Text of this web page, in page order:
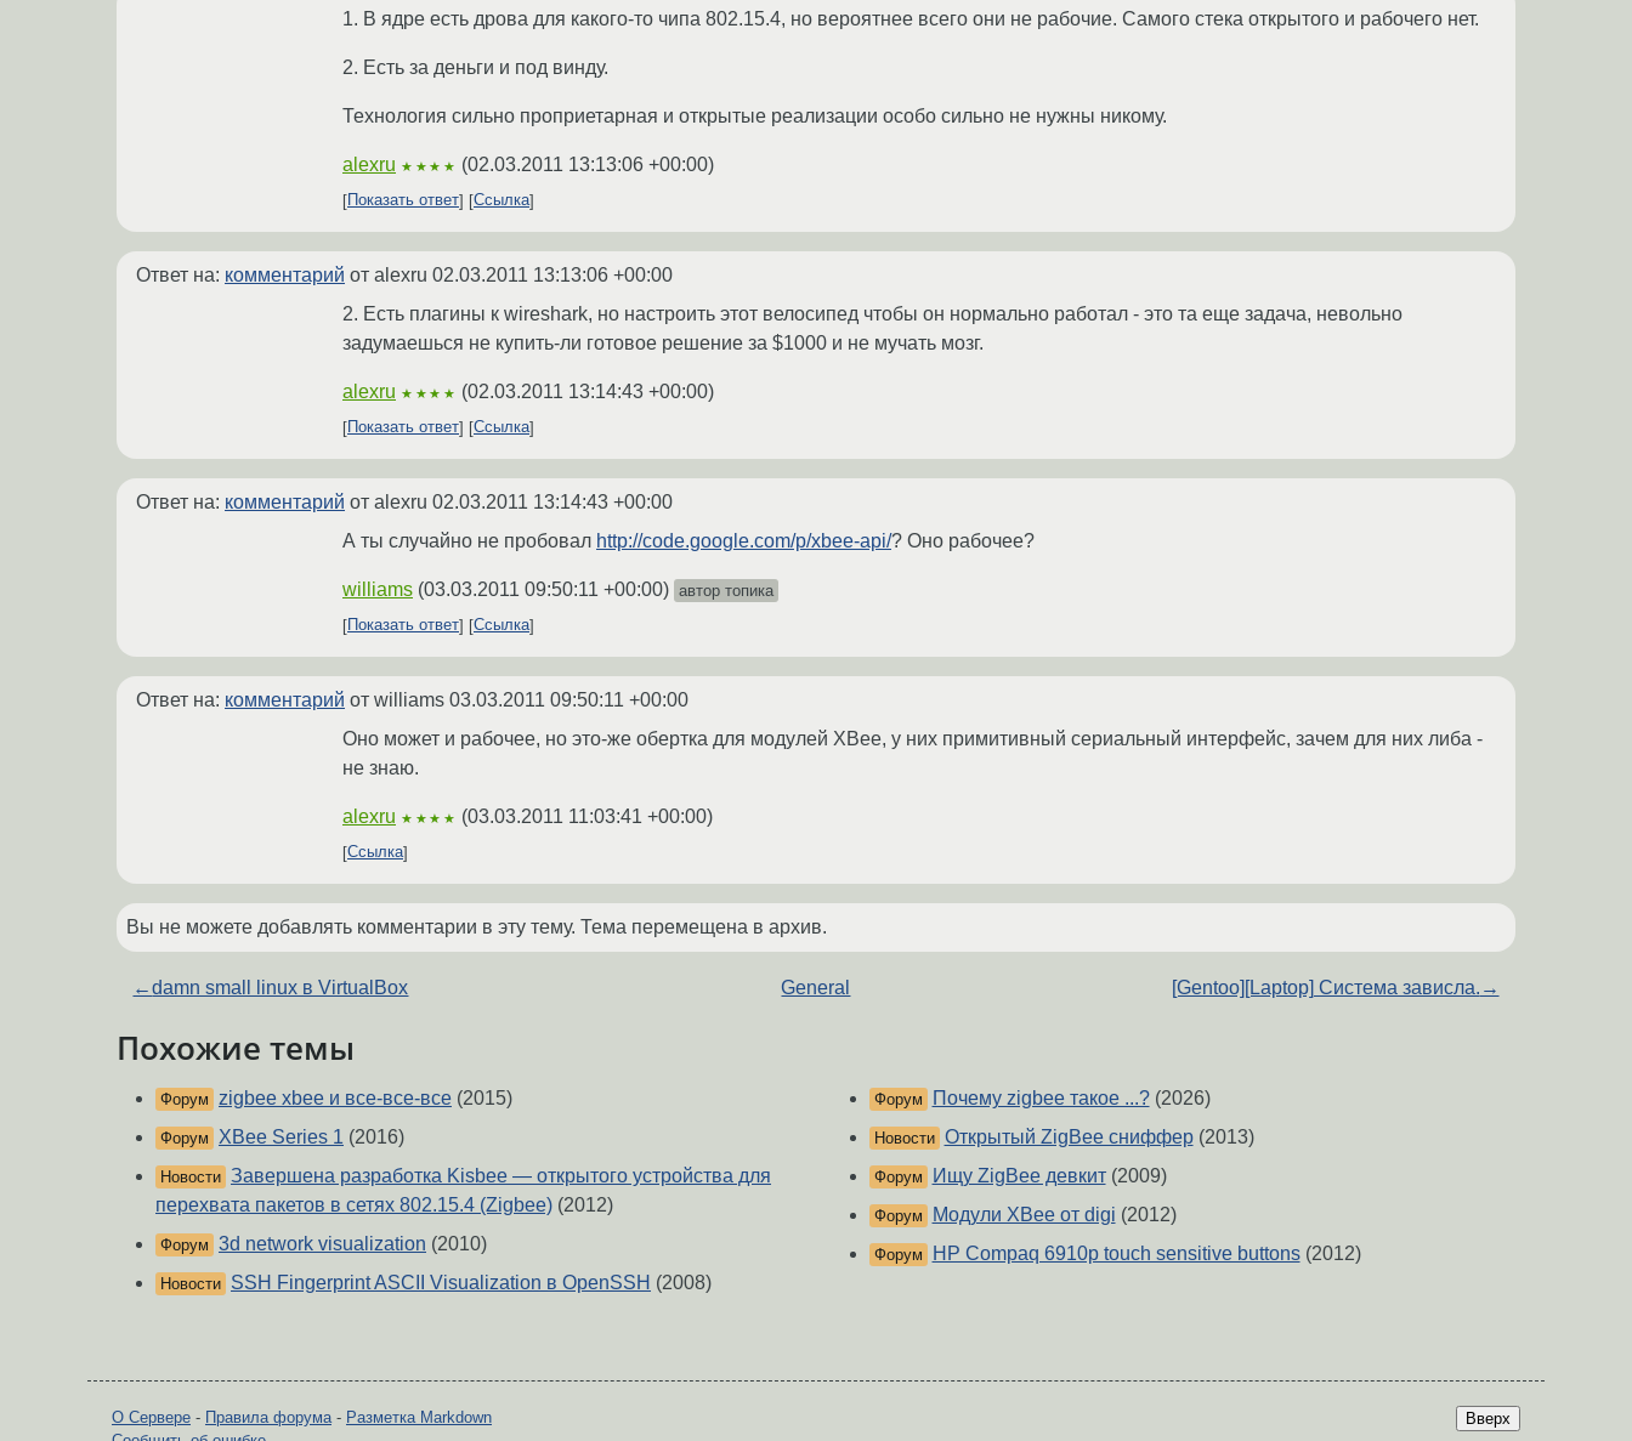
1. В ядре есть дрова для какого-то чипа 802.15.4, но вероятнее всего они не рабочие. Самого стека открытого и рабочего нет.
2. Есть за деньги и под винду.
Технология сильно проприетарная и открытые реализации особо сильно не нужны никому.
alexru ★★★★ (02.03.2011 13:13:06 +00:00)
Показать ответ Ссылка
Ответ на: комментарий от alexru 02.03.2011 13:13:06 +00:00
2. Есть плагины к wireshark, но настроить этот велосипед чтобы он нормально работал - это та еще задача, невольно
задумаешься не купить-ли готовое решение за $1000 и не мучать мозг.
alexru ★★★★ (02.03.2011 13:14:43 +00:00)
Показать ответ Ссылка
Ответ на: комментарий от alexru 02.03.2011 13:14:43 +00:00
А ты случайно не пробовал http://code.google.com/p/xbee-api/? Оно рабочее?
williams (03.03.2011 09:50:11 +00:00) автор топика
Показать ответ
Ссылка
Ответ на: комментарий от williams 03.03.2011 09:50:11 +00:00
Оно может и рабочее, но это-же обертка для модулей XBee, у них примитивный сериальный интерфейс, зачем для них либа -
не знаю.
alexru ★★★★ (03.03.2011 11:03:41 +00:00)
Ссылка
Вы не можете добавлять комментарии в эту тему. Тема перемещена в архив.
←damn small linux в VirtualBox General [Gentoo][Laptop] Система зависла. →
Похожие темы
Форум zigbee xbee и все-все-все (2015)
Форум XBee Series 1 (2016)
Новости Завершена разработка Kisbee — открытого устройства для
перехвата пакетов в сетях 802.15.4 (Zigbee) (2012)
Форум 3d network visualization (2010)
Новости SSH Fingerprint ASCII Visualization в OpenSSH (2008)
Форум Почему zigbee такое ...?(2026)
Новости Открытый ZigBee сниффер(2013)
Форум Ищу ZigBee девкит(2009)
Форум Модули XBee от digi (2012)
Форум HP Compaq 6910p touch sensitive buttons(2012)
Вверх
О Сервере - Правила форума- Разметка Markdown